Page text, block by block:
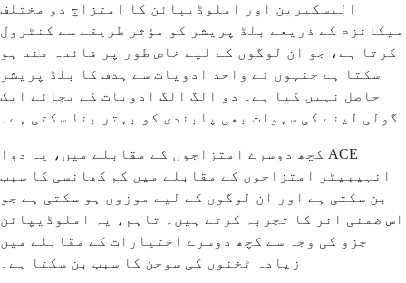
الیسکیرین اور املوڈیپائن کا امتزاج دو مختلف
میکانزم کے ذریعے بلڈ پریشر کو مؤثر طریقے سے کنٹرول
کرتا ہے، جو ان لوگوں کے لیے خاص طور پر فائدہ مند ہو
سکتا ہے جنہوں نے واحد ادویات سے ہدف کا بلڈ پریشر
حاصل نہیں کیا ہے۔ دو الگ الگ ادویات کے بجائے ایک
گولی لینے کی سہولت بھی پابندی کو بہتر بنا سکتی ہے۔
کچھ دوسرے امتزاجوں کے مقابلے میں، یہ دوا ACE
انہیبیٹر امتزاجوں کے مقابلے میں کم کھانسی کا سبب
بن سکتی ہے اور ان لوگوں کے لیے موزوں ہو سکتی ہے جو
اس ضمنی اثر کا تجربہ کرتے ہیں۔ تاہم، یہ املوڈیپائن
جزو کی وجہ سے کچھ دوسرے اختیارات کے مقابلے میں
زیادہ ٹخنوں کی سوجن کا سبب بن سکتا ہے۔